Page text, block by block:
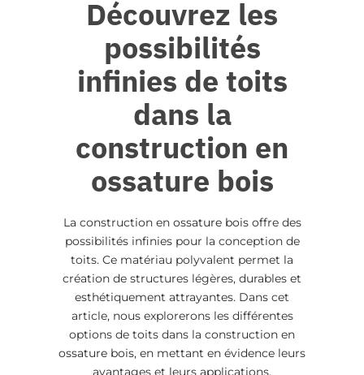
Découvrez les
possibilités
infinies de toits
dans la
construction en
ossature bois
La construction en ossature boisoffre des
possibilités infinies pour la conception de
toits. Ce matériau polyvalent permet la
création de structures légères, durables et
esthétiquement attrayantes. Dans cet
article, nous explorerons les différentes
options de toits dans la construction en
ossature bois, en mettant en évidence leurs
avantages et leurs applications.